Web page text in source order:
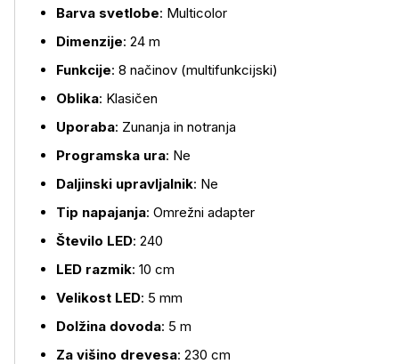
Barva svetlobe: Multicolor
Dimenzije: 24 m
Funkcije: 8 načinov (multifunkcijski)
Oblika: Klasičen
Uporaba: Zunanja in notranja
Programska ura: Ne
Daljinski upravljalnik: Ne
Tip napajanja: Omrežni adapter
Število LED: 240
LED razmik: 10 cm
Velikost LED: 5 mm
Dolžina dovoda: 5 m
Za višino drevesa: 230 cm